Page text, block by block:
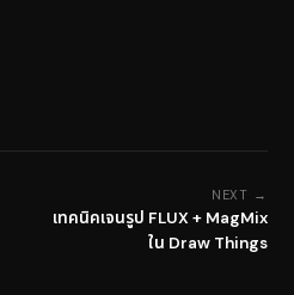
NEXT →
เทคนิคเจนรูป FLUX + MagMix
ใน Draw Things